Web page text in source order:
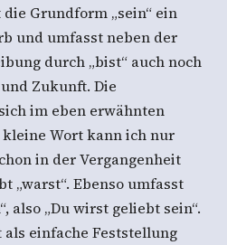
Grundform „sein“ ein
und umfasst neben der
durch „bist“ auch noch
Zukunft. Die
im eben erwähnten
kleine Wort kann ich nur
in der Vergangenheit
„warst“. Ebenso umfasst
also „Du wirst geliebt sein“.
als einfache Feststellung